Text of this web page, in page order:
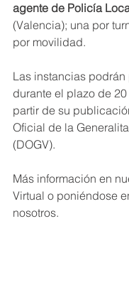
agente de Policía
(Valencia); una por
por movilidad.
Las instancias podrán
durante el plazo de
partir de su
Oficial de la
(DOGV).
Más información en
Virtual o poniéndose
nosotros.